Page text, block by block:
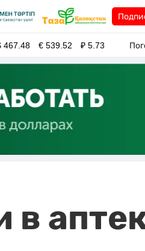
467.48 €539.52 ₽5.73
в